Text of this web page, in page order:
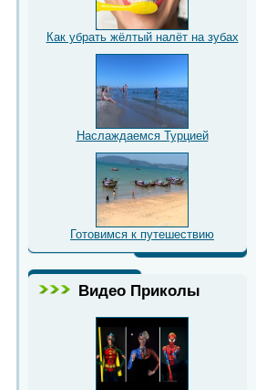
Как убрать жёлтый налёт на зубах
Наслаждаемся Турцией
Готовимся к путешествию
Видео Приколы